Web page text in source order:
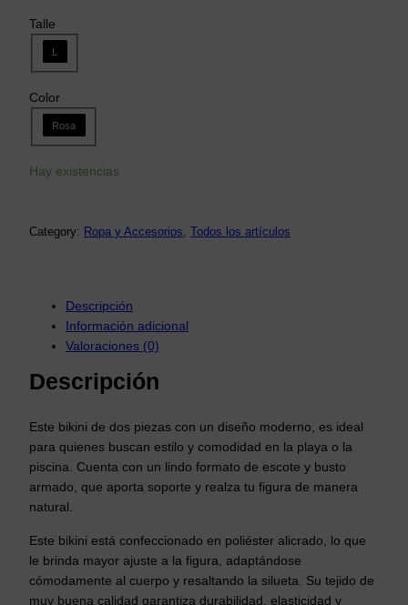
Talle
L
Color
Rosa
Hay existencias
Category: Ropa y Accesorios, Todos los artículos
Descripción
Información adicional
Valoraciones (0)
Descripción
Este bikini de dos piezas con un diseño moderno, es ideal
para quienes buscan estilo y comodidad en la playa o la
piscina. Cuenta con un lindo formato de escote y busto
armado, que aporta soporte y realza tu figura de manera
natural.
Este bikini está confeccionado en poliéster alicrado, lo que
le brinda mayor ajuste a la figura, adaptándose
cómodamente al cuerpo y resaltando la silueta. Su tejido de
muy buena calidad garantiza durabilidad, elasticidad y